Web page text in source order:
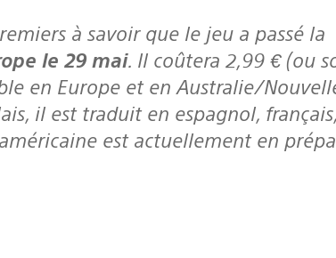
le 29 mai. Il coûtera 2,99 € (ou
en Europe et en Australie/
il est traduit en espagnol, français,
est actuellement en